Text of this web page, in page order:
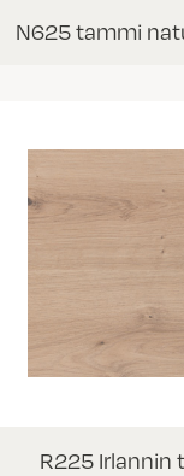
N625 tammi
R225 Irlannin